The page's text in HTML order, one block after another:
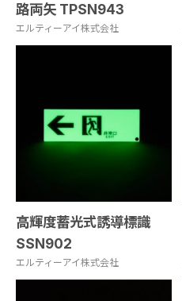
路両矢 TPSN943
エルティーアイ株式会社
高輝度蓄光式誘導標識
SSN902
エルティーアイ株式会社